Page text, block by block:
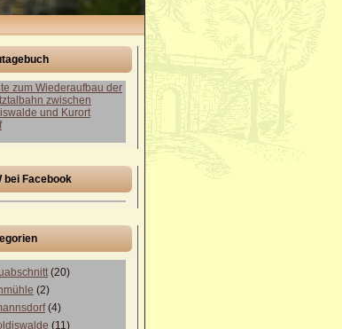
zum Wiederaufbau der
zwischen
und Kurort
bei Facebook
(20)
(2)
(4)
(11)